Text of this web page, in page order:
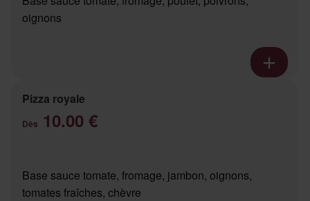
oignons
Pizza royale
Dès 10.00 €
Base sauce tomate, fromage, jambon, oignons,
tomates fraîches, chèvre